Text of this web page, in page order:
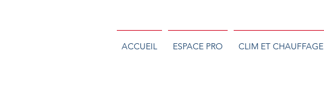
ACCUEIL ESPACE PRO CLIM ET CHAUFFAGE